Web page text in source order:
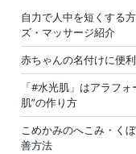
自力で人中を短くする
ズ・マッサージ紹介
赤ちゃんの名付けに便
「#水光肌」はアラフ
肌”の作り方
こめかみのへこみ・く
善方法